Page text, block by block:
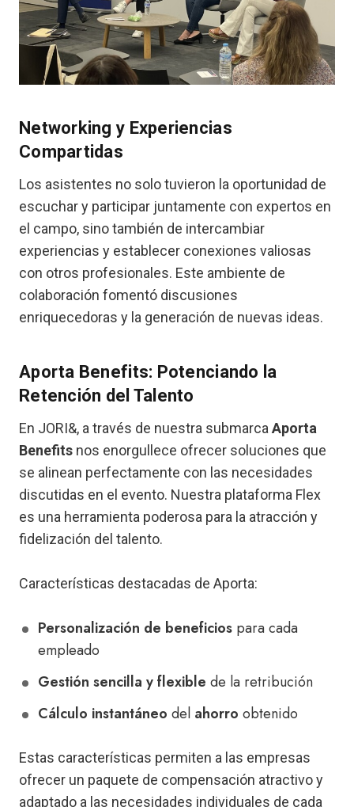
Networking y Experiencias
Compartidas
Los asistentes no solo tuvieron la oportunidad de
escuchar y participar juntamente con expertos en
el campo, sino también de intercambiar
experiencias y establecer conexiones valiosas
con otros profesionales. Este ambiente de
colaboración fomentó discusiones
enriquecedoras y la generación de nuevas ideas.
Aporta Benefits: Potenciando la
Retención del Talento
En JORI&, a través de nuestra submarca Aporta
Benefits nos enorgullece ofrecer soluciones que
se alinean perfectamente con las necesidades
discutidas en el evento. Nuestra plataforma Flex
es una herramienta poderosa para la atracción y
fidelización del talento.
Características destacadas de Aporta:
Personalización de beneficios para cada
empleado
Gestión sencilla y flexible de la retribución
Cálculo instantáneo del ahorro obtenido
Estas características permiten a las empresas
ofrecer un paquete de compensación atractivo y
adaptado a las necesidades individuales de cada